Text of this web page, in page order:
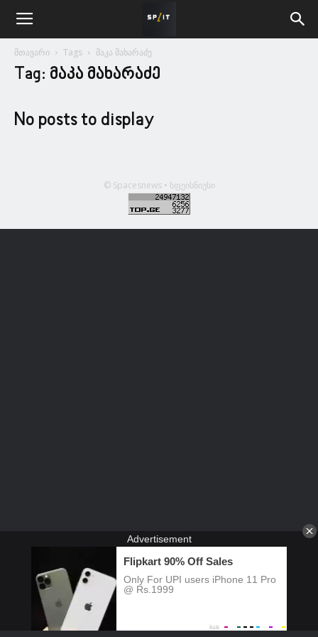
მთავარი Tags მაკა მახარაძე
Tag: მაკა მახარაძე
No posts to display
© Spacesnews • სფეისნიუსი